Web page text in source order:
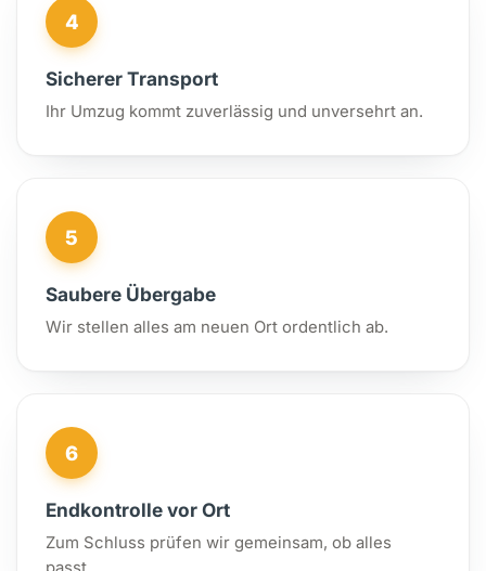
4
Sicherer Transport
Ihr Umzug kommt zuverlässig und unversehrt an.
5
Saubere Übergabe
Wir stellen alles am neuen Ort ordentlich ab.
6
Endkontrolle vor Ort
Zum Schluss prüfen wir gemeinsam, ob alles